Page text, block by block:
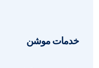
خدمات موشن